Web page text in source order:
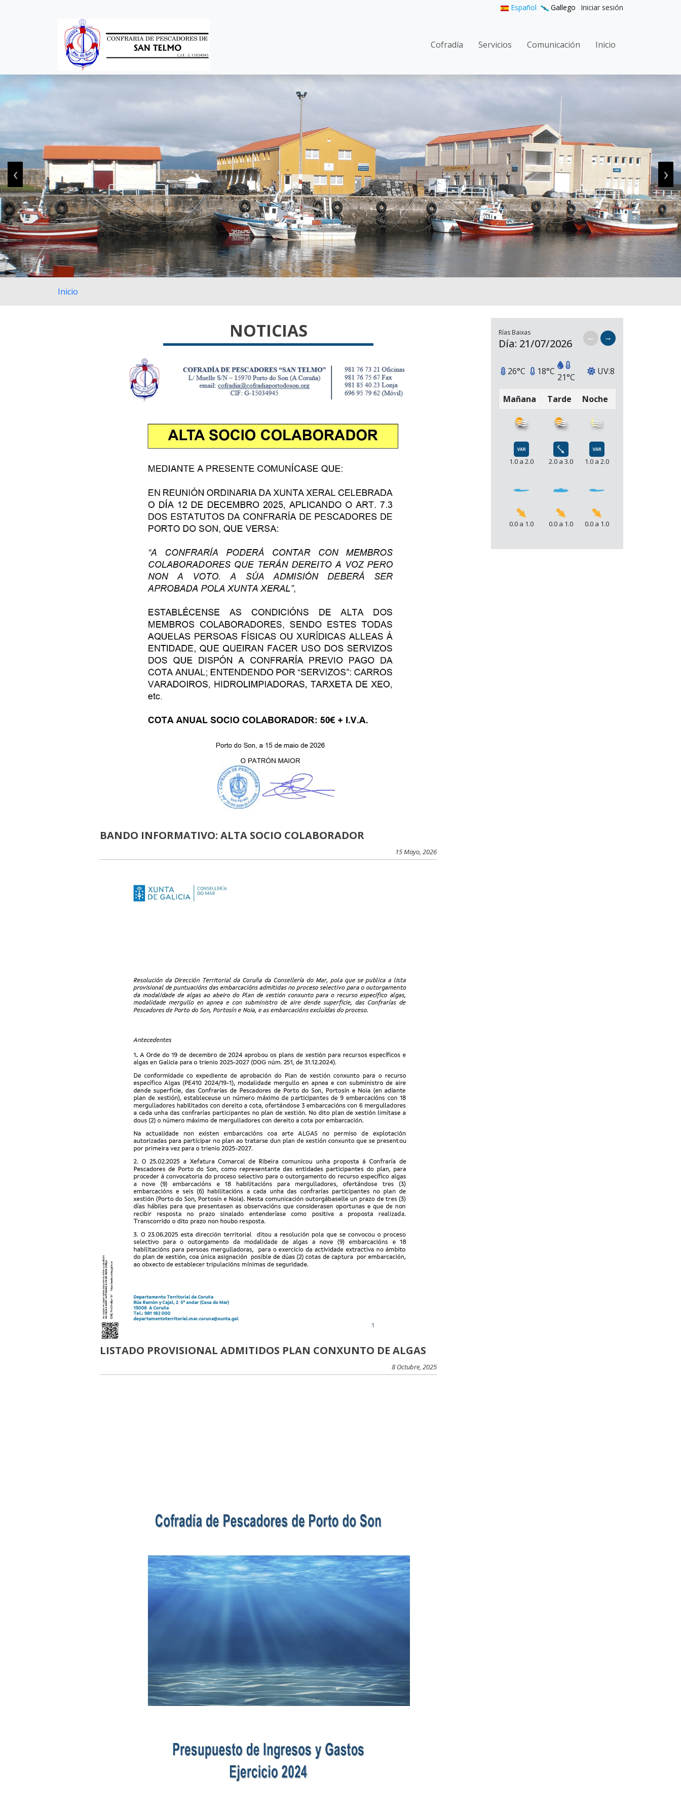
Español Gallego User
Iniciar sesión
Main navigation
Cofradía Servicios Comunicación Inicio
‹ ›
Inicio
NOTICIAS
BANDO INFORMATIVO: ALTA SOCIO COLABORADOR
15 Mayo, 2026
LISTADO PROVISIONAL ADMITIDOS PLAN CONXUNTO DE ALGAS
8 Octubre, 2025
← →
Rías Baixas
Día: 21/07/2026
26°C 18°C
21°C
UV:8
Mañana Tarde Noche
1.0 a 2.0 2.0 a 3.0 1.0 a 2.0
0.0 a 1.0 0.0 a 1.0 0.0 a 1.0